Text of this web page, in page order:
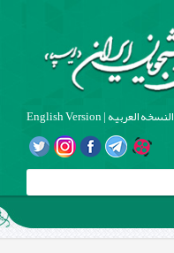
النسخه العربیه|
English Version